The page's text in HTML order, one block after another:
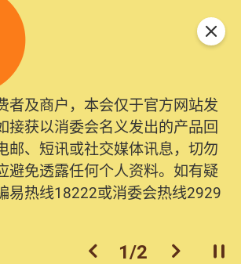
者及商户，本会仅于官方网站发
接获以消委会名义发出的产品回
邮、短讯或社交媒体讯息，切勿
避免透露任何个人资料。如有疑
易热线18222或消委会热线2929
上一个
1/2 下一个开
关闭